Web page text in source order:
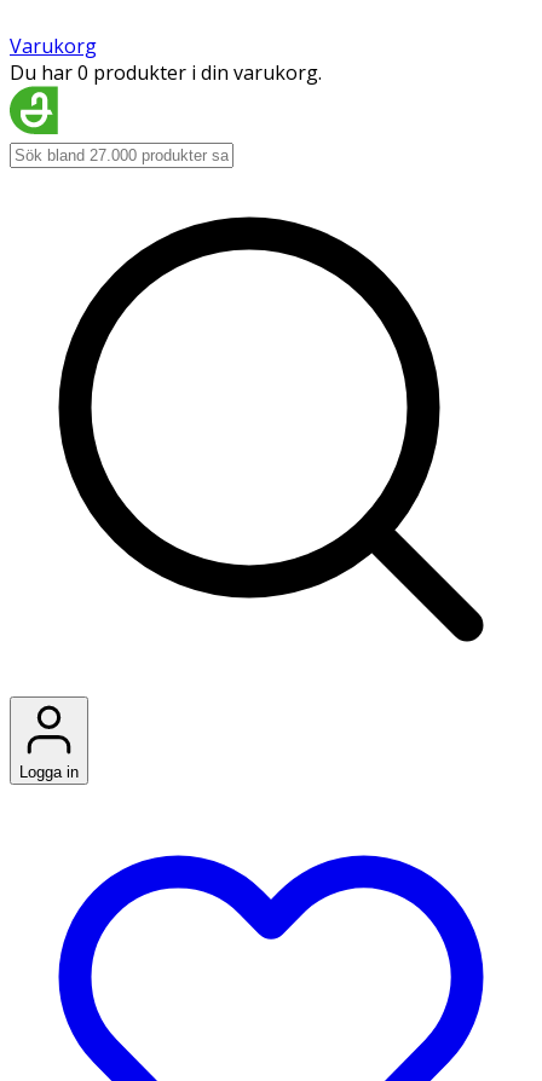
Varukorg
Du har 0 produkter i din varukorg.
Logga in